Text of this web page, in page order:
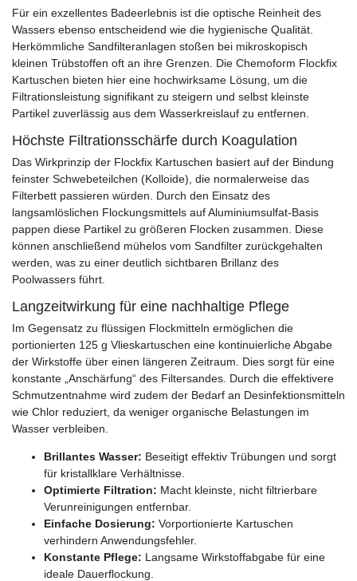
Für ein exzellentes Badeerlebnis ist die optische Reinheit des
Wassers ebenso entscheidend wie die hygienische Qualität.
Herkömmliche Sandfilteranlagen stoßen bei mikroskopisch
kleinen Trübstoffen oft an ihre Grenzen. Die Chemoform Flockfix
Kartuschen bieten hier eine hochwirksame Lösung, um die
Filtrationsleistung signifikant zu steigern und selbst kleinste
Partikel zuverlässig aus dem Wasserkreislauf zu entfernen.
Höchste Filtrationsschärfe durch Koagulation
Das Wirkprinzip der Flockfix Kartuschen basiert auf der Bindung
feinster Schwebeteilchen (Kolloide), die normalerweise das
Filterbett passieren würden. Durch den Einsatz des
langsamlöslichen Flockungsmittels auf Aluminiumsulfat-Basis
pappen diese Partikel zu größeren Flocken zusammen. Diese
können anschließend mühelos vom Sandfilter zurückgehalten
werden, was zu einer deutlich sichtbaren Brillanz des
Poolwassers führt.
Langzeitwirkung für eine nachhaltige Pflege
Im Gegensatz zu flüssigen Flockmitteln ermöglichen die
portionierten 125 g Vlieskartuschen eine kontinuierliche Abgabe
der Wirkstoffe über einen längeren Zeitraum. Dies sorgt für eine
konstante „Anschärfung“ des Filtersandes. Durch die effektivere
Schmutzentnahme wird zudem der Bedarf an Desinfektionsmitteln
wie Chlor reduziert, da weniger organische Belastungen im
Wasser verbleiben.
Brillantes Wasser: Beseitigt effektiv Trübungen und sorgt
für kristallklare Verhältnisse.
Optimierte Filtration: Macht kleinste, nicht filtrierbare
Verunreinigungen entfernbar.
Einfache Dosierung: Vorportionierte Kartuschen
verhindern Anwendungsfehler.
Konstante Pflege: Langsame Wirkstoffabgabe für eine
ideale Dauerflockung.